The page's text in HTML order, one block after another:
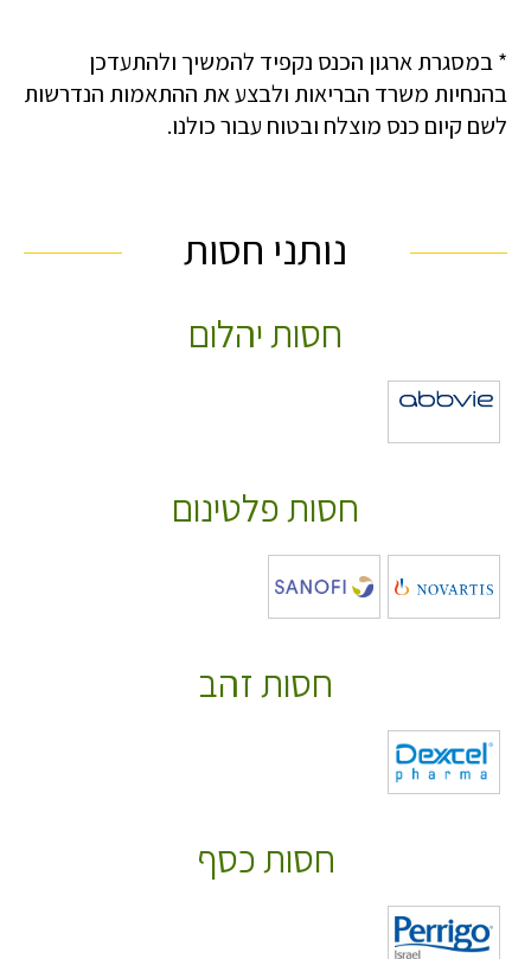
* במסגרת ארגון הכנס נקפיד להמשיך ולהתעדכן
בהנחיות משרד הבריאות ולבצע את ההתאמות הנדרשות
לשם קיום כנס מוצלח ובטוח עבור כולנו.
נותני חסות
חסות יהלום
חסות פלטינום
חסות זהב
חסות כסף